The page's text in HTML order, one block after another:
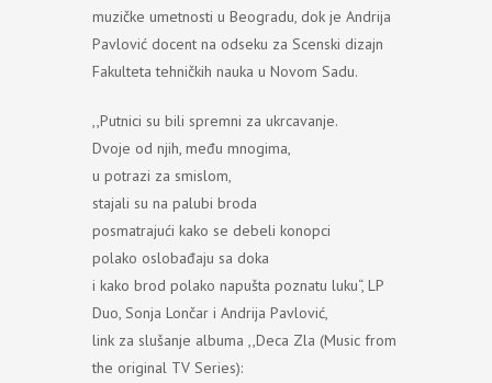
muzičke umetnosti u Beogradu, dok je Andrija
Pavlović docent na odseku za Scenski dizajn
Fakulteta tehničkih nauka u Novom Sadu.
,,Putnici su bili spremni za ukrcavanje.
Dvoje od njih, među mnogima,
u potrazi za smislom,
stajali su na palubi broda
posmatrajući kako se debeli konopci
polako oslobađaju sa doka
i kako brod polako napušta poznatu luku“, LP
Duo, Sonja Lončar i Andrija Pavlović,
link za slušanje albuma ,,Deca Zla (Music from
the original TV Series):